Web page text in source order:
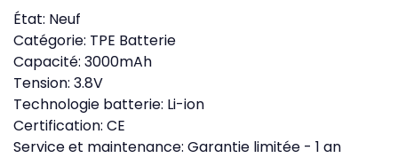
État: Neuf
Catégorie: TPE Batterie
Capacité: 3000mAh
Tension: 3.8V
Technologie batterie: Li-ion
Certification: CE
Service et maintenance: Garantie limitée - 1 an